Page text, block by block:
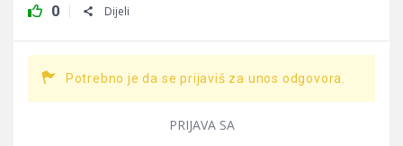
0 Dijeli
Potrebno je da se prijaviš za unos odgovora.
PRIJAVA SA